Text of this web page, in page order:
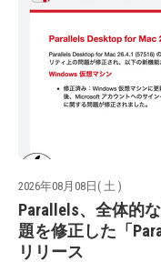
2026年08月08日( 土 )
Parallels、全体的
題を修正した「
リリース